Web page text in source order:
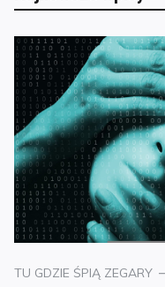
Kategorie
TU GDZIE ŚPIĄ ZEGARY